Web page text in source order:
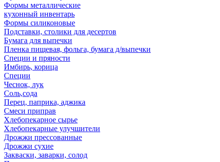
Формы металлические
кухонный инвентарь
Формы силиконовые
Подставки, столики для десертов
Бумага для выпечки
Пленка пищевая, фольга, бумага д/выпечки
Специи и пряности
Имбирь, корица
Специи
Чеснок, лук
Соль,сода
Перец, паприка, аджика
Смеси приправ
Хлебопекарное сырье
Хлебопекарные улучшители
Дрожжи прессованные
Дрожжи сухие
Закваски, заварки, солод